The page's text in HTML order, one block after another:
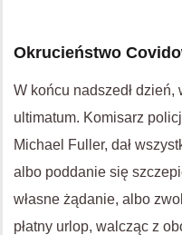
Okrucieństwo
W końcu nadszedł dzień,
ultimatum. Komisarz
Michael Fuller, dał
albo poddanie się
własne żądanie, albo
płatny urlop, walcząc z